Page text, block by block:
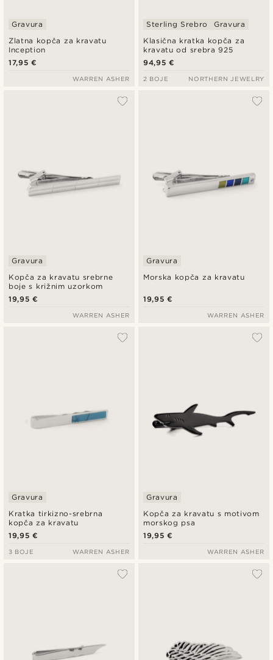
Zlatna kopča za kravatu
Inception
Gravura
17,95 €
WARREN ASHER
Klasična kratka kopča za
kravatu od srebra 925
Sterling Srebro Gravura
94,95 €
2 BOJE NORTHERN JEWELRY
Kopča za kravatu srebrne
boje s križnim uzorkom
Gravura
19,95 €
WARREN ASHER
Morska kopča za kravatu
Gravura
19,95 €
WARREN ASHER
Kratka tirkizno-srebrna
kopča za kravatu
Gravura
19,95 €
3 BOJE WARREN ASHER
Kopča za kravatu s motivom
morskog psa
Gravura
19,95 €
WARREN ASHER